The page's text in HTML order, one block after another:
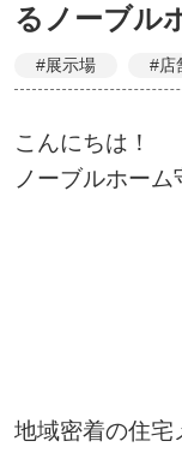
るノーブル
#展示場 #店
こんにちは！
ノーブルホーム
地域密着の住宅